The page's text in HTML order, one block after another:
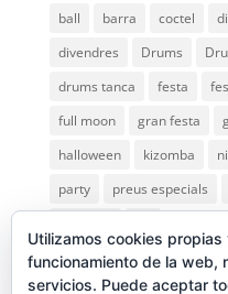
ball
barra coctel
divendres
Drums
drums tanca
festa
full moon
gran festa
halloween
kizomba
party
preus especials
Utilizamos cookies
funcionamiento de la web,
servicios. Puede aceptar